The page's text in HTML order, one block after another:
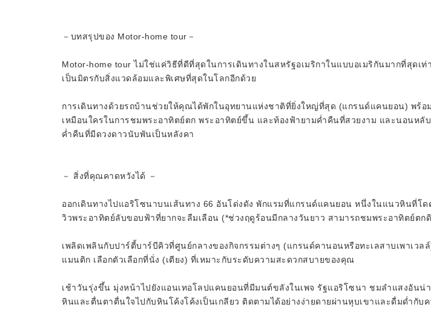
－บทสรุปของ Motor-home tour－
Motor-home tour ไม่ใช่แค่วิธีที่ดีที่สุดในการเดินทางในสหรัฐอเมริกาในแบบอเมริกันมากที่สุดเ
เป็นมิตรกับสิ่งแวดล้อมและพิเศษที่สุดในโลกอีกด้วย
การเดินทางด้วยรถบ้านช่วยให้คุณได้พักในอุทยานแห่งชาติที่ยิ่งใหญ่ที่สุด (แกรนด์แคนยอน) พร้อ
เหมือนใครในการชมพระอาทิตย์ตก พระอาทิตย์ขึ้น และท้องฟ้ายามค่ำคืนที่สวยงาม และนอนหลั
ค่ำคืนที่มีดวงดาวนับพันเป็นหลังคา
－ สิ่งที่คุณคาดหวังได้ －
ออกเดินทางไปแอริโซนาบนเส้นทาง 66 อันโด่งดัง พักแรมที่แกรนด์แคนยอน หนึ่งในแนวหินที่โ
วิวพระอาทิตย์ลับขอบฟ้าที่ยากจะลืมเลือน (*ช่วงฤดูร้อนมีกลางวันยาว สามารถชมพระอาทิตย์ตก
เพลิดเพลินกับปาร์ตี้บาร์บีคิวที่ศูนย์กลางของกิจกรรมต่างๆ (แกรนด์คานอนหรือทะเลสาบเพาเวล
แมนติก เลือกตัวเลือกที่นั่ง (เตียง) ที่เหมาะกับระดับความสะดวกสบายของคุณ
เช้าวันรุ่งขึ้น มุ่งหน้าไปยังแอนเทอโลปแคนยอนที่มีมนต์ขลังในเพจ รัฐแอริโซนา ชมลำแสงอันน่
หินและตื่นตาตื่นใจไปกับหินโค้งโค้งเป็นเกลียว ติดตามได้อย่างง่ายดายผ่านหุบเขาและดื่มด่ำกับ